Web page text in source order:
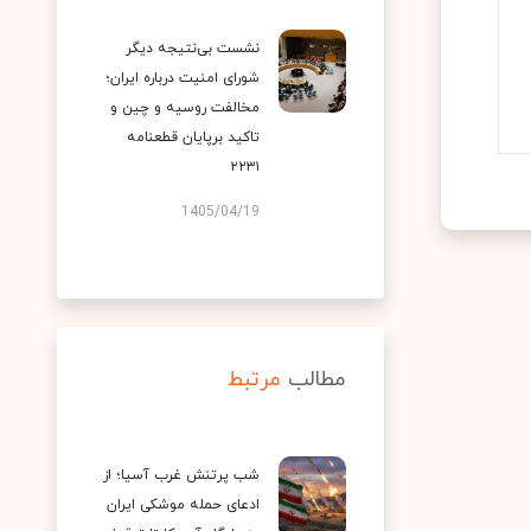
نشست بی‌نتیجه دیگر
شورای امنیت درباره ایران؛
مخالفت روسیه و چین و
تاکید برپایان قطعنامه
۲۲۳۱
1405/04/19
مطالب مرتبط
شب پرتنش غرب آسیا؛ از
ادعای حمله موشکی ایران